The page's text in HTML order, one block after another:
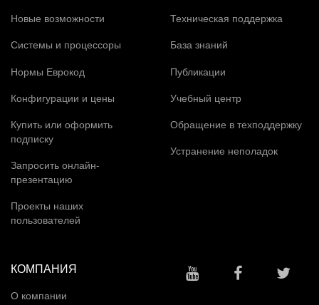
Новые возможности
Системы и процессоры
Нормы Еврокод
Конфигурации и цены
Купить или оформить
подписку
Запросить онлайн-
презентацию
Проекты наших
пользователей
Техническая поддержка
База знаний
Публикации
Учебный центр
Обращение в техподдержку
Устранение неполадок
КОМПАНИЯ
О компании